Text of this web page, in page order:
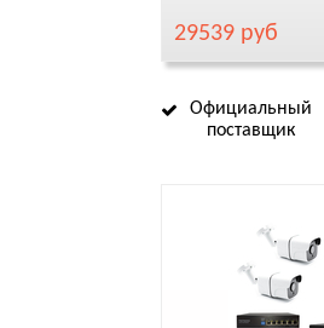
29539 руб
Официальный
поставщик